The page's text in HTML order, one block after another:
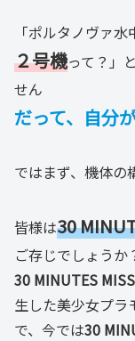
「ポルタノヴァ
２号機って？」
せん
だって、自分
ではまず、機体の
皆様は30
ご存じでしょうか
30 MINUTES
生した美少女プラ
で、今では30